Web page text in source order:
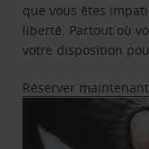
que vous êtes
liberté. Partout où
votre disposition
Réserver maintenant